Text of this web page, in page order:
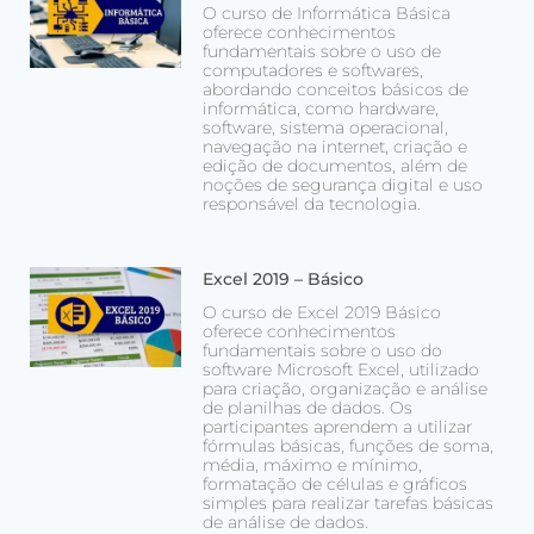
O curso de Informática Básica
oferece conhecimentos
fundamentais sobre o uso de
computadores e softwares,
abordando conceitos básicos de
informática, como hardware,
software, sistema operacional,
navegação na internet, criação e
edição de documentos, além de
noções de segurança digital e uso
responsável da tecnologia.
Excel 2019 – Básico
O curso de Excel 2019 Básico
oferece conhecimentos
fundamentais sobre o uso do
software Microsoft Excel, utilizado
para criação, organização e análise
de planilhas de dados. Os
participantes aprendem a utilizar
fórmulas básicas, funções de soma,
média, máximo e mínimo,
formatação de células e gráficos
simples para realizar tarefas básicas
de análise de dados.